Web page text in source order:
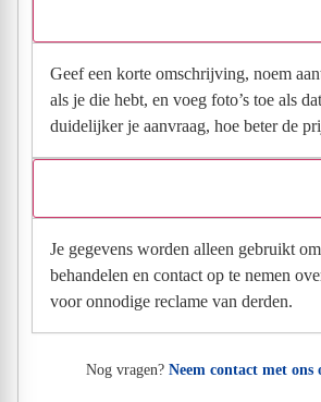
Geef een korte omschrijving, noem
als je die hebt, en voeg foto’s toe als
duidelijker je aanvraag, hoe beter de
Je gegevens worden alleen gebruikt
behandelen en contact op te nemen
voor onnodige reclame van derden.
Nog vragen? Neem contact met ons